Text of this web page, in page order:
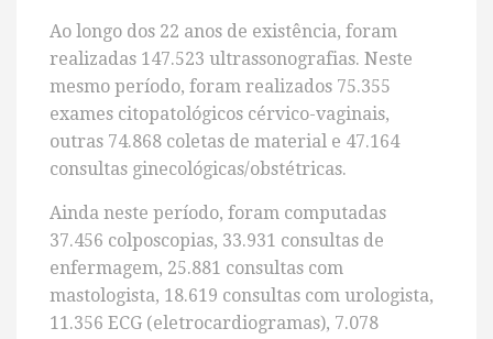
Ao longo dos 22 anos de existência, foram
realizadas 147.523 ultrassonografias. Neste
mesmo período, foram realizados 75.355
exames citopatológicos cérvico-vaginais,
outras 74.868 coletas de material e 47.164
consultas ginecológicas/obstétricas.
Ainda neste período, foram computadas
37.456 colposcopias, 33.931 consultas de
enfermagem, 25.881 consultas com
mastologista, 18.619 consultas com urologista,
11.356 ECG (eletrocardiogramas), 7.078